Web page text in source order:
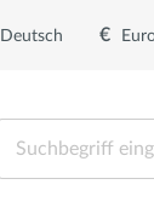
Deutsch €